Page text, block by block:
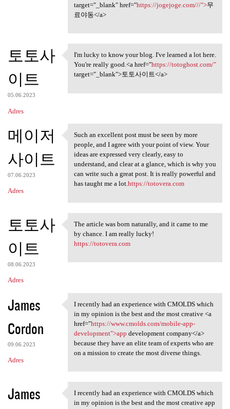
target="_blank" href="https://jogejoge.com///">무
료야동</a>
토토사
이트
05.06.2023
Adres
I'm lucky to know your blog.
I'm lucky to know your blog. I've learned a lot here.
You're really good.<a href="https://totoghost.com/"
target="_blank">토토사이트</a>
메이저
사이트
07.06.2023
Adres
Such an excellent post must
Such an excellent post must be seen by more
people, and I agree with your point of view. Your
ideas are expressed very clearly, easy to
understand, and clear at a glance, which is why you
can write such a great post. It is really powerful and
has taught me a lot.https://totovera.com
토토사
이트
08.06.2023
Adres
The article was born
The article was born naturally, and it came to me
by chance. I am really lucky!
https://totovera.com
James
Cordon
09.06.2023
Adres
I recently had an experience
I recently had an experience with CMOLDS which
in my opinion is the best and the most creative <a
href="https://www.cmolds.com/mobile-app-
development">app development company</a>
because they have an elite team of experts who are
on a mission to create the most diverse things.
James
I recently had an experience
I recently had an experience with CMOLDS which
in my opinion is the best and the most creative app